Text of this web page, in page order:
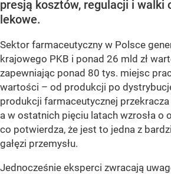
presją kosztów, regulacji i walki
lekowe.
Sektor farmaceutyczny w Polsce
krajowego PKB i ponad 26 mld zł
zapewniając ponad 80 tys. miejsc
wartości – od produkcji po
produkcji farmaceutycznej przekracza
a w ostatnich pięciu latach wzrosła o
co potwierdza, że jest to jedna z
gałęzi przemysłu.
Jednocześnie eksperci zwracają